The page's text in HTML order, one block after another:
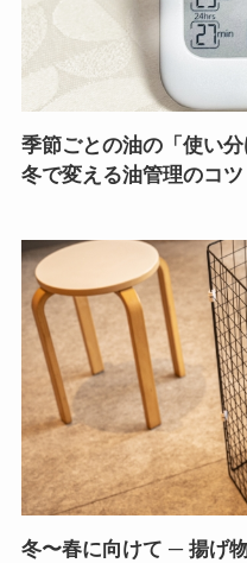
季節ごとの油の「使い
冬で変える油管理のコツ
冬〜春に向けて ─ 揚げ